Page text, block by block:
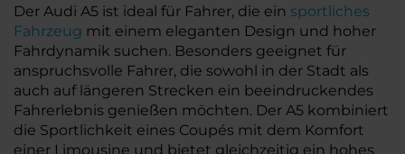
Der Audi A5 ist ideal für Fahrer, die ein sportliches
Fahrzeug mit einem eleganten Design und hoher
Fahrdynamik suchen. Besonders geeignet für
anspruchsvolle Fahrer, die sowohl in der Stadt als
auch auf längeren Strecken ein beeindruckendes
Fahrerlebnis genießen möchten. Der A5 kombiniert
die Sportlichkeit eines Coupés mit dem Komfort
einer Limousine und bietet gleichzeitig ein hohes